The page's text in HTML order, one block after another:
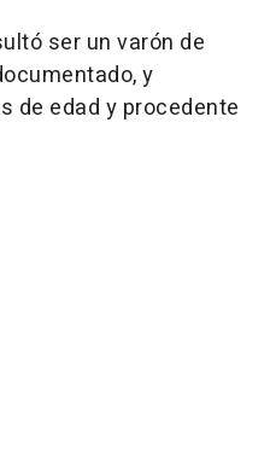
ser un varón de
y
de edad y procedente